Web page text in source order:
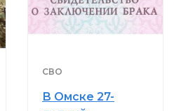
СВО
В Омске 27-